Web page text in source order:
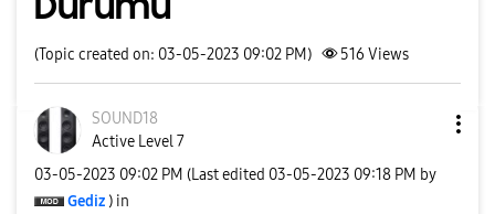
(Topic created on: 03-05-2023 09:02 PM) 516 Views
SOUND18
Active Level 7
‎03-05-2023 09:02 PM (Last edited ‎03-05-2023 09:18 PM by
Gediz ) in